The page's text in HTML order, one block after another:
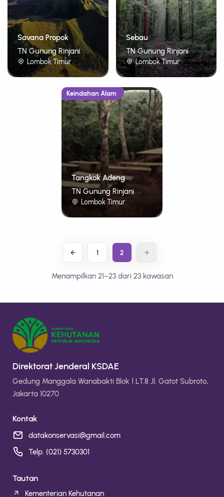
Savana Propok
TN Gunung Rinjani
Lombok Timur
Sebau
TN Gunung Rinjani
Lombok Timur
Keindahan Alam
Tangkok Adeng
TN Gunung Rinjani
Lombok Timur
1 2
Menampilkan 21–23 dari 23 kawasan
Direktorat Jenderal KSDAE
Gedung Manggala Wanabakti Blok 1 LT.8 Jl. Gatot Subroto,
Jakarta 10270
Kontak
datakonservasi@gmail.com
Telp. (021) 5730301
Tautan
Kementerian Kehutanan